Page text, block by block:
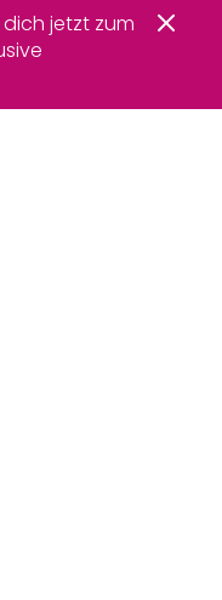
jetzt zum